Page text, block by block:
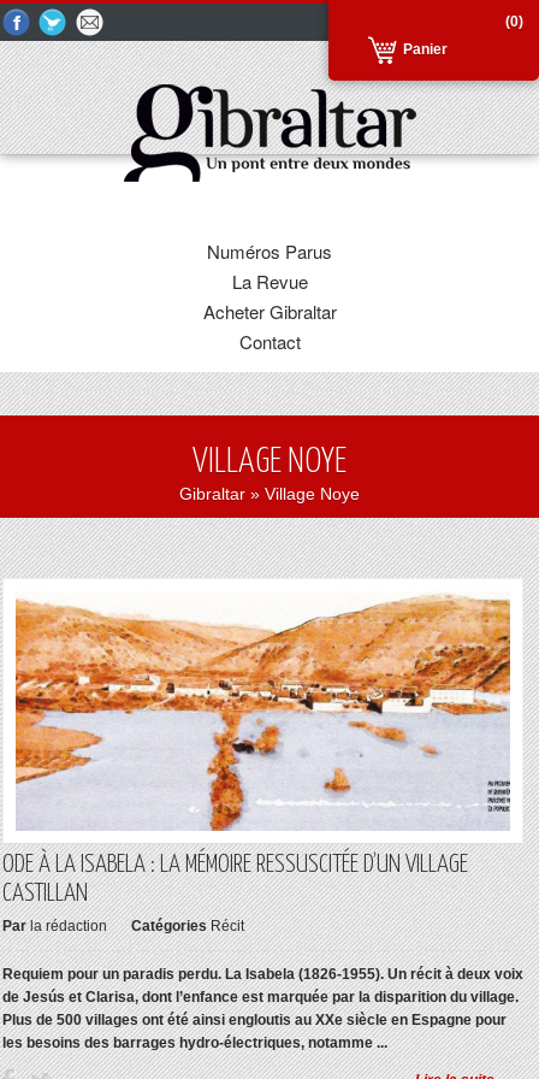
(0)
Panier
Numéros Parus
La Revue
Acheter Gibraltar
Contact
VILLAGE NOYE
Gibraltar » Village Noye
ODE À LA ISABELA : LA MÉMOIRE RESSUSCITÉE D’UN VILLAGE
CASTILLAN
Par la rédaction Catégories Récit
Requiem pour un paradis perdu. La Isabela (1826-1955). Un récit à deux voix
de Jesús et Clarisa, dont l’enfance est marquée par la disparition du village.
Plus de 500 villages ont été ainsi engloutis au XXe siècle en Espagne pour
les besoins des barrages hydro-électriques, notamme ...